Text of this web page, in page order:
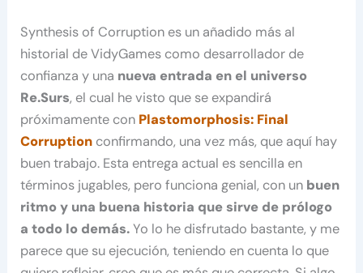
Synthesis of Corruption es un añadido más al
historial de VidyGames como desarrollador de
confianza y una nueva entrada en el universo
Re.Surs, el cual he visto que se expandirá
próximamente con Plastomorphosis: Final
Corruption confirmando, una vez más, que aquí hay
buen trabajo. Esta entrega actual es sencilla en
términos jugables, pero funciona genial, con un buen
ritmo y una buena historia que sirve de prólogo
a todo lo demás.Yo lo he disfrutado bastante, y me
parece que su ejecución, teniendo en cuenta lo que